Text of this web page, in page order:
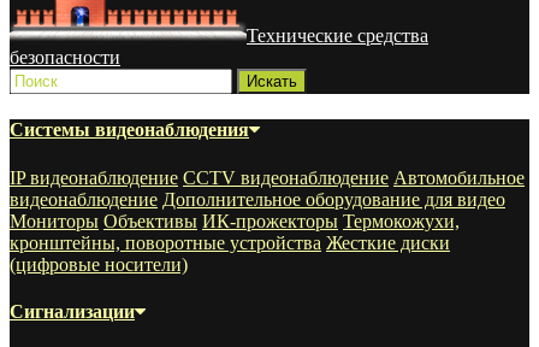
Технические средства
безопасности
Системы видеонаблюдения
IP видеонаблюдение CCTV видеонаблюдение Автомобильное
видеонаблюдение Дополнительное оборудование для видео
Мониторы Объективы ИК-прожекторы Термокожухи,
кронштейны, поворотные устройства Жесткие диски
(цифровые носители)
Сигнализации